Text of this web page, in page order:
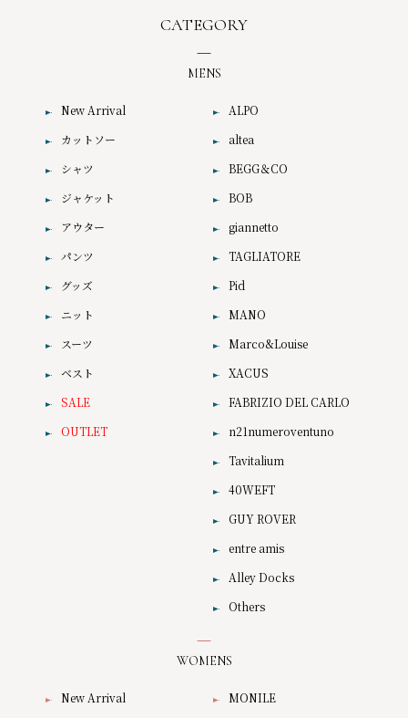
CATEGORY
MENS
New Arrival
カットソー
シャツ
ジャケット
アウター
パンツ
グッズ
ニット
スーツ
ベスト
SALE
OUTLET
ALPO
altea
BEGG＆CO
BOB
giannetto
TAGLIATORE
Pid
MANO
Marco&Louise
XACUS
FABRIZIO DEL CARLO
n21numeroventuno
Tavitalium
40WEFT
GUY ROVER
entre amis
Alley Docks
Others
WOMENS
New Arrival
MONILE